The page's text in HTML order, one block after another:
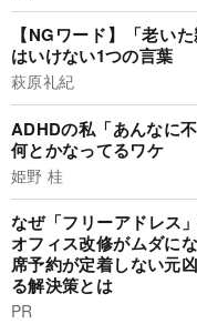
【NGワード】「老い
はいけない1つの言葉
萩原礼紀
ADHDの私「あんなに
何とかなってるワケ
姫野 桂
なぜ「フリーアドレス
オフィス改修がムダに
席予約が定着しない元
る解決策とは
PR